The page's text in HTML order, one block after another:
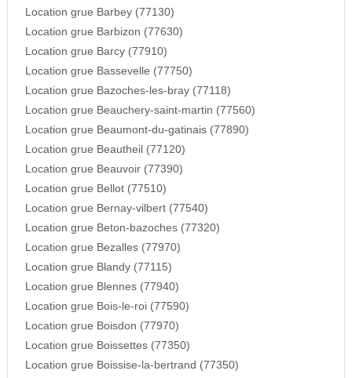
Location grue Barbey (77130)
Location grue Barbizon (77630)
Location grue Barcy (77910)
Location grue Bassevelle (77750)
Location grue Bazoches-les-bray (77118)
Location grue Beauchery-saint-martin (77560)
Location grue Beaumont-du-gatinais (77890)
Location grue Beautheil (77120)
Location grue Beauvoir (77390)
Location grue Bellot (77510)
Location grue Bernay-vilbert (77540)
Location grue Beton-bazoches (77320)
Location grue Bezalles (77970)
Location grue Blandy (77115)
Location grue Blennes (77940)
Location grue Bois-le-roi (77590)
Location grue Boisdon (77970)
Location grue Boissettes (77350)
Location grue Boissise-la-bertrand (77350)